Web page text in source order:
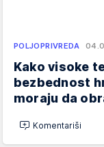
POLJOPRIVREDA
Kako visoke
bezbednost
moraju da
Komentariši